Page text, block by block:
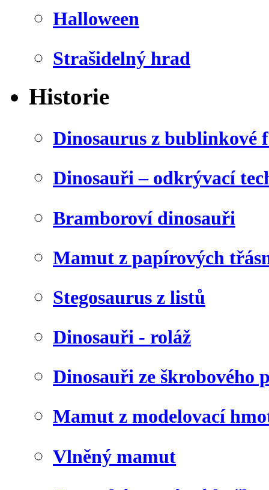
Halloween
Strašidelný hrad
Historie
Dinosaurus z bublinkové
Dinosauři – odkrývací
Bramboroví dinosauři
Mamut z papírových
Stegosaurus z listů
Dinosauři - roláž
Dinosauři ze škrobového
Mamut z modelovací
Vlněný mamut